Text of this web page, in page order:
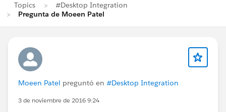
Topics
#Desktop Integration
Pregunta de Moeen Patel
Moeen Patel preguntó en #Desktop Integration
3 de noviembre de 2016 9:24